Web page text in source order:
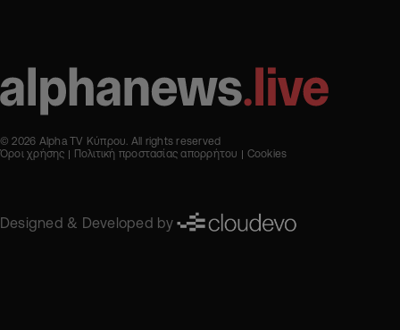
© 2026 Alpha TV Κύπρου. All rights reserved
Όροι χρήσης
Πολιτική προστασίας απορρήτου Cookies
Designed & Developed by